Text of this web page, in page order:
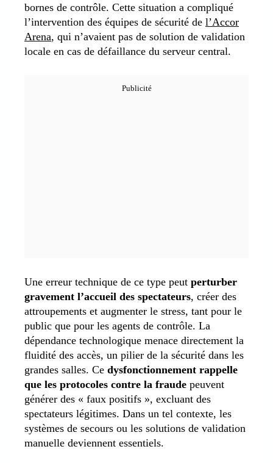
bornes de contrôle. Cette situation a compliqué
l’intervention des équipes de sécurité de l’Accor
Arena, qui n’avaient pas de solution de validation
locale en cas de défaillance du serveur central.
Une erreur technique de ce type peut perturber
gravement l’accueil des spectateurs, créer des
attroupements et augmenter le stress, tant pour le
public que pour les agents de contrôle. La
dépendance technologique menace directement la
fluidité des accès, un pilier de la sécurité dans les
grandes salles. Ce dysfonctionnement rappelle
que les protocoles contre la fraude peuvent
générer des « faux positifs », excluant des
spectateurs légitimes. Dans un tel contexte, les
systèmes de secours ou les solutions de validation
manuelle deviennent essentiels.